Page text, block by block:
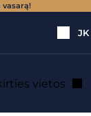
vasarą!
JK
vietos